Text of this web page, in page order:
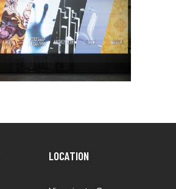
LOCATION